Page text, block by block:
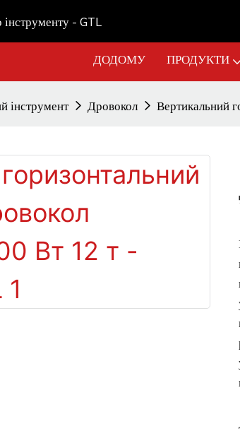
- GTL
ДОДОМУ ПРОДУКТИ
інструмент Дровокол Вертикальний